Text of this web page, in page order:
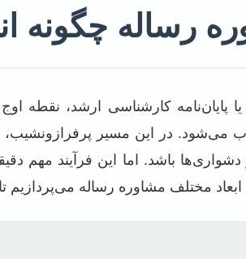
رساله چگونه
پایان‌نامه کارشناسی ارشد، نقطه
می‌شود. در این مسیر پرفرازونشیب،
باشد. اما این فرآیند مهم
مختلف مشاوره رساله